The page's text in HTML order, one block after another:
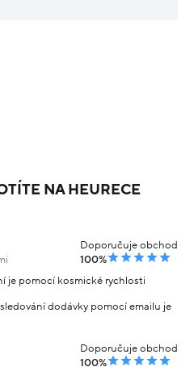
NA HEURECE
Doporučuje obchod
100%
je pomocí kosmické rychlosti
dodávky pomocí emailu je
Doporučuje obchod
100%